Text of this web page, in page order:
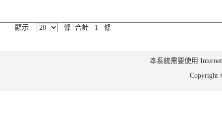
顯示 條 合計 1 條
本系統需要使用
Copyright